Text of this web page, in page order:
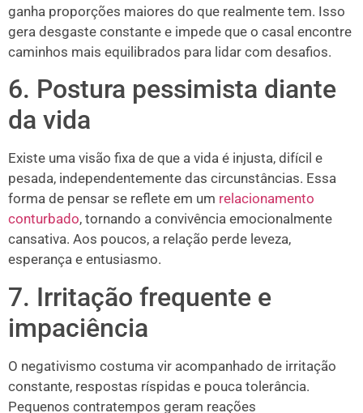
ganha proporções maiores do que realmente tem. Isso
gera desgaste constante e impede que o casal encontre
caminhos mais equilibrados para lidar com desafios.
6. Postura pessimista diante
da vida
Existe uma visão fixa de que a vida é injusta, difícil e
pesada, independentemente das circunstâncias. Essa
forma de pensar se reflete em um relacionamento
conturbado, tornando a convivência emocionalmente
cansativa. Aos poucos, a relação perde leveza,
esperança e entusiasmo.
7. Irritação frequente e
impaciência
O negativismo costuma vir acompanhado de irritação
constante, respostas ríspidas e pouca tolerância.
Pequenos contratempos geram reações